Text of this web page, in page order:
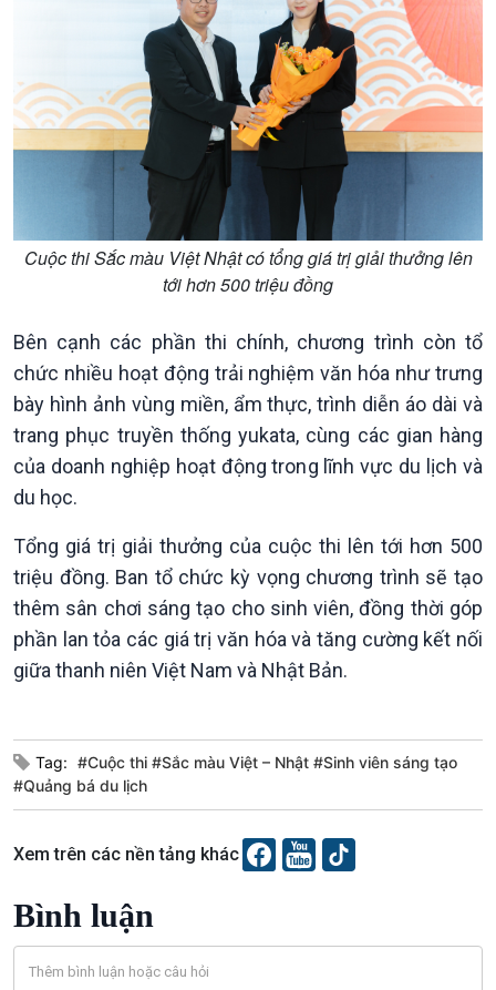
Văn hoá & Du lịch
Tin Văn hoá & Du lịch
Chát với người nổi tiếng
Câu chuyện Thể thao
Multimedia
Ảnh
Infographic
E-Magazine
Podcast
Góc nhìn VOV1
Câu chuyện thời sự
Dòng chảy sự kiện
Chuyện đêm
Cuộc thi Sắc màu Việt Nhật có tổng giá trị giải thưởng lên
tới hơn 500 triệu đồng
Bên cạnh các phần thi chính, chương trình còn tổ
chức nhiều hoạt động trải nghiệm văn hóa như trưng
bày hình ảnh vùng miền, ẩm thực, trình diễn áo dài và
trang phục truyền thống yukata, cùng các gian hàng
của doanh nghiệp hoạt động trong lĩnh vực du lịch và
du học.
Tổng giá trị giải thưởng của cuộc thi lên tới hơn 500
triệu đồng. Ban tổ chức kỳ vọng chương trình sẽ tạo
thêm sân chơi sáng tạo cho sinh viên, đồng thời góp
phần lan tỏa các giá trị văn hóa và tăng cường kết nối
giữa thanh niên Việt Nam và Nhật Bản.
Tag: #Cuộc thi #Sắc màu Việt – Nhật #Sinh viên sáng tạo
#Quảng bá du lịch
Xem trên các nền tảng khác
Bình luận